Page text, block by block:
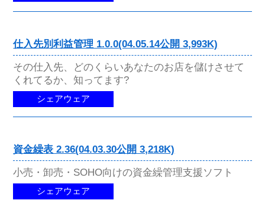
仕入先別利益管理 1.0.0(04.05.14公開 3,993K)
その仕入先、どのくらいあなたのお店を儲けさせて
くれてるか、知ってます?
シェアウェア
資金繰表 2.36(04.03.30公開 3,218K)
小売・卸売・SOHO向けの資金繰管理支援ソフト
シェアウェア